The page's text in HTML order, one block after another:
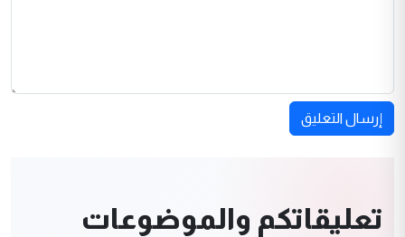
إرسال التعليق
تعليقاتكم والموضوعات